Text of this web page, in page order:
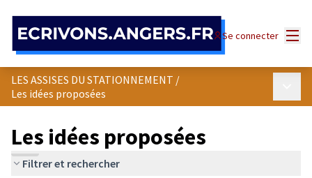
Se connecter
LES ASSISES DU STATIONNEMENT /
Les idées proposées
Les idées proposées
Filtrer et rechercher